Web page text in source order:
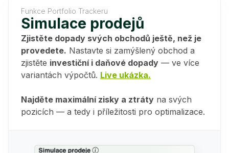
Funkce Portfolio Trackeru
Simulace prodejů
Zjistěte dopady svých obchodů ještě, než je
provedete. Nastavte si zamýšlený obchod a
zjistěte investiční i daňové dopady — ve více
variantách výpočtů. Live ukázka.
Najděte maximální zisky a ztráty na svých
pozicích — a tedy i příležitosti pro optimalizace.